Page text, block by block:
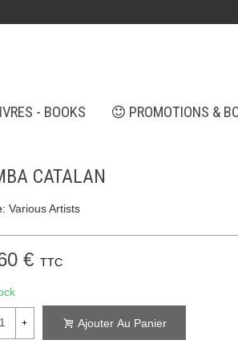
- BOOKS PROMOTIONS &
CATALAN
Various Artists
€ TTC
+ Ajouter Au Panier